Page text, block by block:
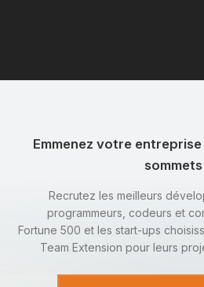
Emmenez votre
Recrutez les meilleurs
programmeurs, codeurs et
Fortune 500 et les start-ups
Team Extension pour leurs